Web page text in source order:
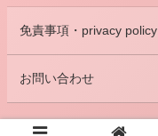
免責事項・privacy policy
お問い合わせ